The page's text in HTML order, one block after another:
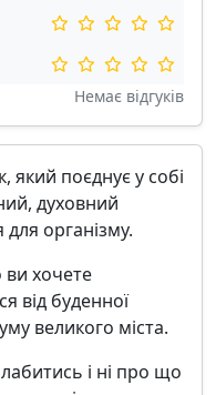
Немає відгуків
який поєднує у собі
духовний
організму.
ви хочете
від буденної
великого міста.
і ні про що